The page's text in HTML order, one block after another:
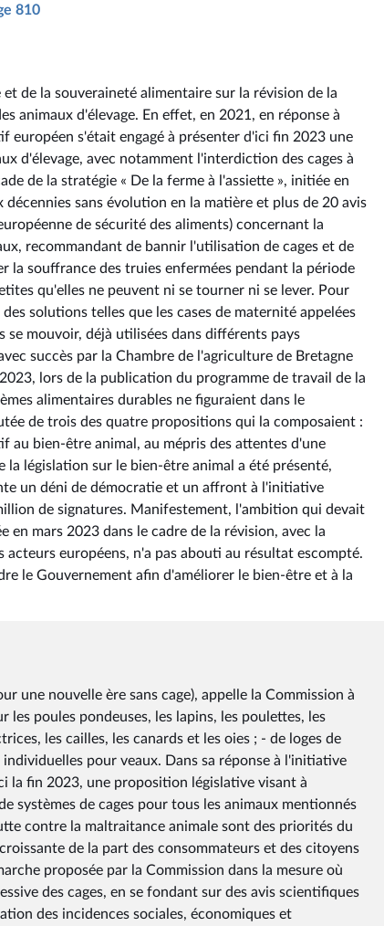
810
de la souveraineté alimentaire sur la révision de la
animaux d'élevage. En effet, en 2021, en réponse à
européen s'était engagé à présenter d'ici fin 2023 une
d'élevage, avec notamment l'interdiction des cages à
de la stratégie « De la ferme à l'assiette », initiée en
sans évolution en la matière et plus de 20 avis
de sécurité des aliments) concernant la
recommandant de bannir l'utilisation de cages et de
la souffrance des truies enfermées pendant la période
qu'elles ne peuvent ni se tourner ni se lever. Pour
solutions telles que les cases de maternité appelées
mouvoir, déjà utilisées dans différents pays
succès par la Chambre de l'agriculture de Bretagne
lors de la publication du programme de travail de la
alimentaires durables ne figuraient dans le
de trois des quatre propositions qui la composaient :
au bien-être animal, au mépris des attentes d'une
législation sur le bien-être animal a été présenté,
un déni de démocratie et un affront à l'initiative
de signatures. Manifestement, l'ambition qui devait
mars 2023 dans le cadre de la révision, avec la
européens, n'a pas abouti au résultat escompté.
le Gouvernement afin d'améliorer le bien-être et à la
une nouvelle ère sans cage), appelle la Commission à
poules pondeuses, les lapins, les poulettes, les
les cailles, les canards et les oies ; - de loges de
pour veaux. Dans sa réponse à l'initiative
la fin 2023, une proposition législative visant à
systèmes de cages pour tous les animaux mentionnés
contre la maltraitance animale sont des priorités du
de la part des consommateurs et des citoyens
proposée par la Commission dans la mesure où
des cages, en se fondant sur des avis scientifiques
des incidences sociales, économiques et